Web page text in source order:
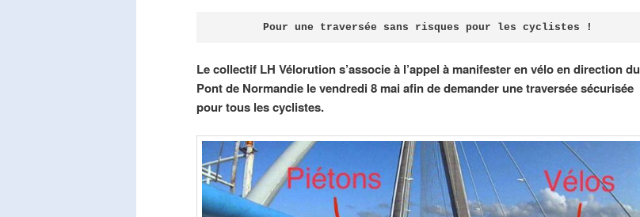
Pour une traversée sans risques pour les cyclistes !
Le collectif LH Vélorution s’associe à l’appel à manifester en vélo en direction du
Pont de Normandie le vendredi 8 mai afin de demander une traversée sécurisée
pour tous les cyclistes.